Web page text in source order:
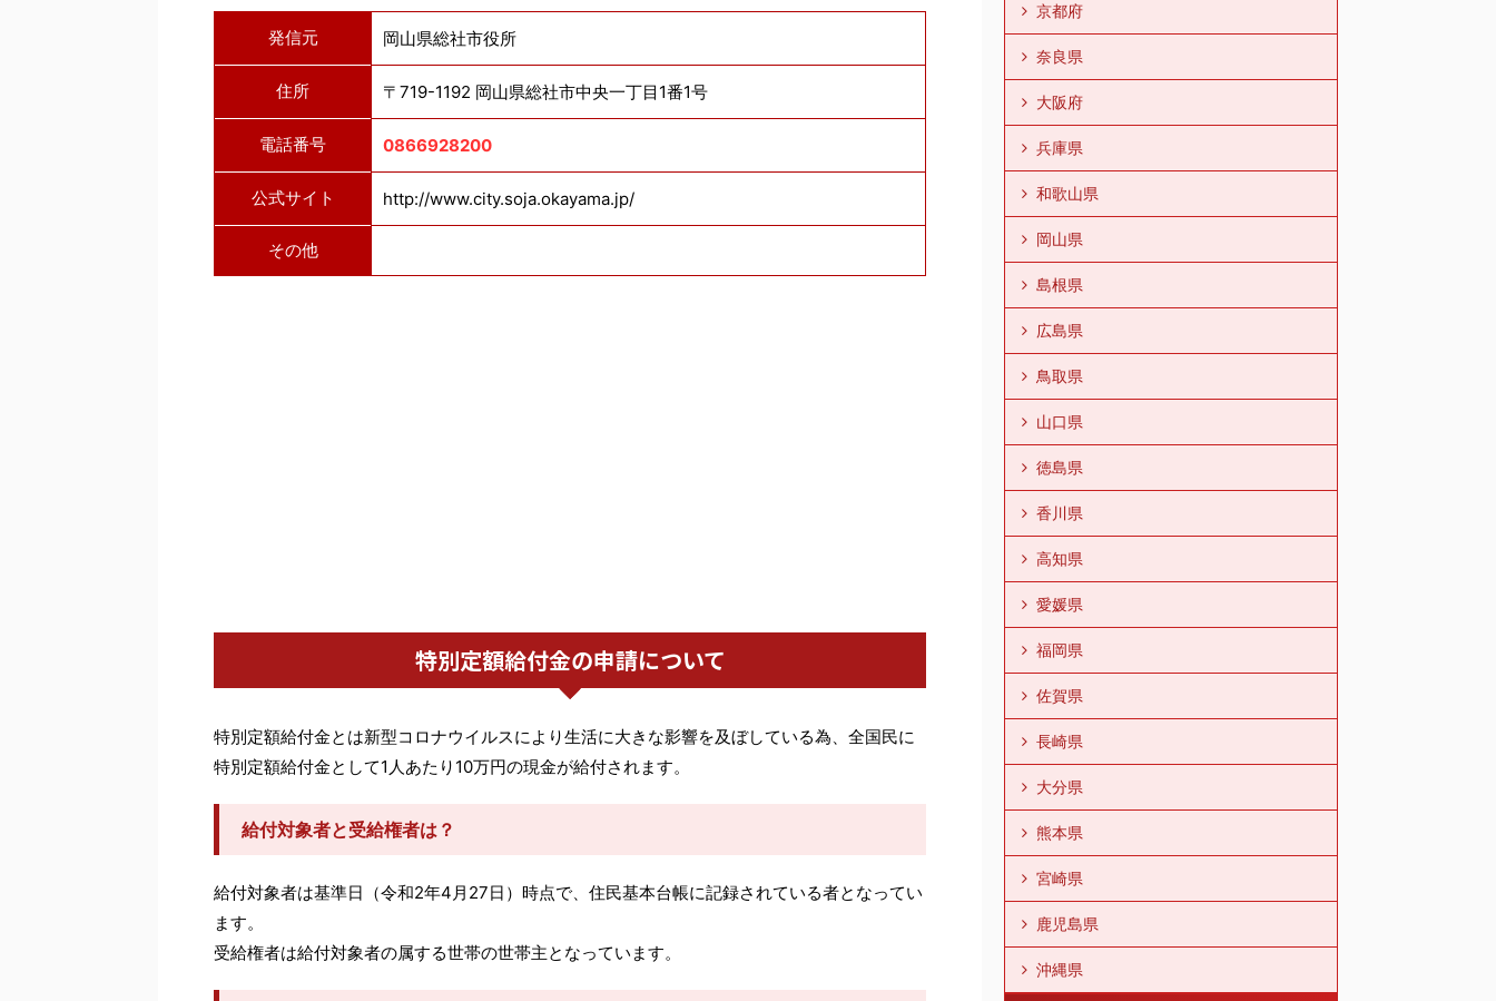
発信元 岡山県総社市役所
住所 〒719-1192 岡山県総社市中央一丁目1番1号
電話番号 0866928200
公式サイト http://www.city.soja.okayama.jp/
その他
特別定額給付金の申請について
特別定額給付金とは新型コロナウイルスにより生活に大きな影響を及ぼしている為、全国民に
特別定額給付金として1人あたり10万円の現金が給付されます。
給付対象者と受給権者は？
給付対象者は基準日（令和2年4月27日）時点で、住民基本台帳に記録されている者となってい
ます。
受給権者は給付対象者の属する世帯の世帯主となっています。
京都府
奈良県
大阪府
兵庫県
和歌山県
岡山県
島根県
広島県
鳥取県
山口県
徳島県
香川県
高知県
愛媛県
福岡県
佐賀県
長崎県
大分県
熊本県
宮崎県
鹿児島県
沖縄県